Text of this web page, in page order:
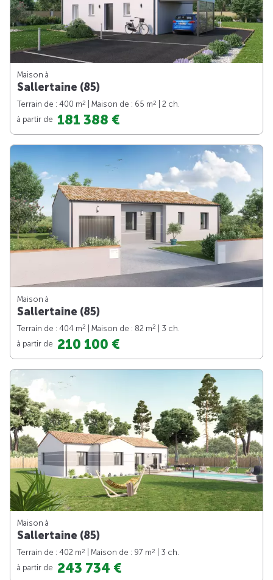
Maison à
Sallertaine (85)
Terrain de : 400 m2 | Maison de : 65 m2
| 2 ch.
à partir de 181 388 €
Maison à
Sallertaine (85)
Terrain de : 404 m2 | Maison de : 82 m2
| 3 ch.
à partir de 210 100 €
Maison à
Sallertaine (85)
Terrain de : 402 m2 | Maison de : 97 m2
| 3 ch.
à partir de 243 734 €